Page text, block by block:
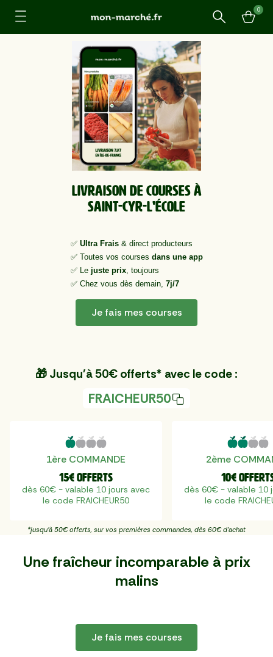
Recherche
0
Livraison de courses à
Saint-Cyr-l'École
✅ Ultra Frais& direct producteurs
✅ Toutes vos courses dans une app
✅ Lejuste prix, toujours
✅ Chez vous dès demain, 7j/7
Je fais mes courses
🎁 Jusqu'à 50€ offerts* avec le code :
FRAICHEUR50
1ère COMMANDE
15€ offerts
dès 60€ - valable 10 jours avec
le code FRAICHEUR50
2ème
10€
dès 60€ - valable 10
le code
*jusqu'à 50€ offerts, sur vos premières commandes, dès 60€ d'achat
Une fraîcheur incomparable à prix
malins
Je fais mes courses